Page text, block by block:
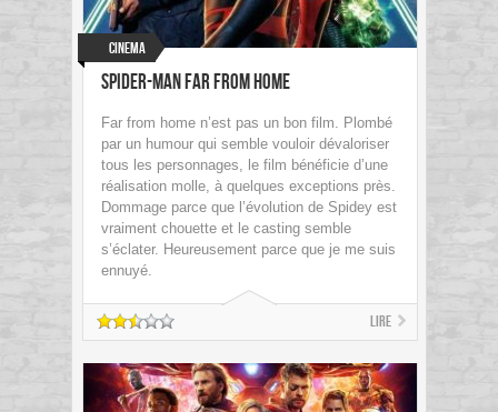
Cinema
Spider-Man Far from home
Far from home n’est pas un bon film. Plombé
par un humour qui semble vouloir dévaloriser
tous les personnages, le film bénéficie d’une
réalisation molle, à quelques exceptions près.
Dommage parce que l’évolution de Spidey est
vraiment chouette et le casting semble
s’éclater. Heureusement parce que je me suis
ennuyé.
Lire